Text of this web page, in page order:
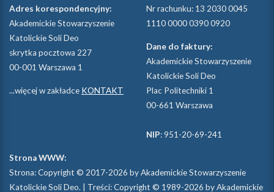
Adres korespondencyjny:
Akademickie Stowarzyszenie
Katolickie Soli Deo
skrytka pocztowa 227
00-001 Warszawa 1
...więcej w zakładce KONTAKT
Nr rachunku: 13 2030 0045
1110 0000 0390 0920
Dane do faktury:
Akademickie Stowarzyszenie
Katolickie Soli Deo
Plac Politechniki 1
00-661 Warszawa
NIP: 951-20-69-241
Strona WWW:
Strona: Copyright © 2017-2026 by Akademickie Stowarzyszenie
Katolickie Soli Deo. | Treści: Copyright © 1989-2026 by Akademickie